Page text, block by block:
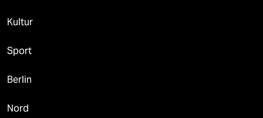
Kultur
Sport
Berlin
Nord